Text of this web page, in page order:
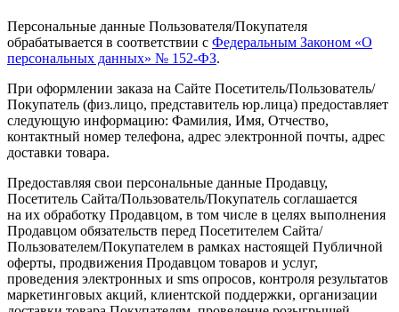
Персональные данные Пользователя/Покупателя
обрабатывается в соответствии с Федеральным Законом «О
персональных данных» № 152-ФЗ.
При оформлении заказа на Сайте Посетитель/Пользователь/
Покупатель (физ.лицо, представитель юр.лица) предоставляет
следующую информацию: Фамилия, Имя, Отчество,
контактный номер телефона, адрес электронной почты, адрес
доставки товара.
Предоставляя свои персональные данные Продавцу,
Посетитель Сайта/Пользователь/Покупатель соглашается
на их обработку Продавцом, в том числе в целях выполнения
Продавцом обязательств перед Посетителем Сайта/
Пользователем/Покупателем в рамках настоящей Публичной
оферты, продвижения Продавцом товаров и услуг,
проведения электронных и sms опросов, контроля результатов
маркетинговых акций, клиентской поддержки, организации